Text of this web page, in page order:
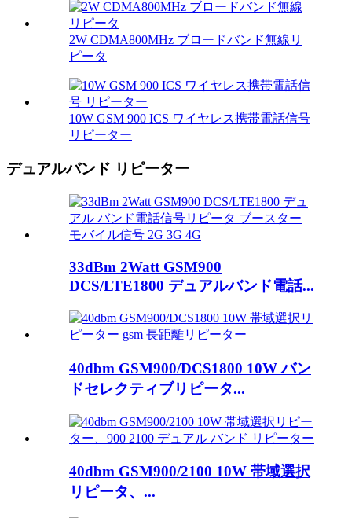
2W CDMA800MHz ブロードバンド無線リ
ピータ
10W GSM 900 ICS ワイヤレス携帯電話信号
リピーター
デュアルバンド リピーター
33dBm 2Watt GSM900
DCS/LTE1800 デュアルバンド電話...
40dbm GSM900/DCS1800 10W バン
ドセレクティブリピータ...
40dbm GSM900/2100 10W 帯域選択
リピータ、...